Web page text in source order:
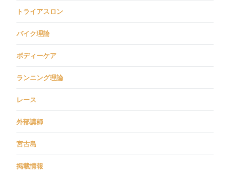
トライアスロン
バイク理論
ボディーケア
ランニング理論
レース
外部講師
宮古島
掲載情報